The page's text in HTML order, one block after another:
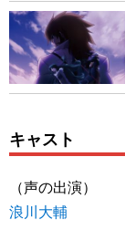
キャスト
（声の出演）
浪川大輔